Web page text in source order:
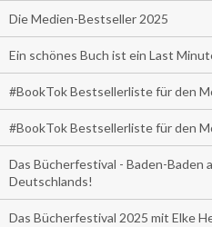
Die Medien-Bestseller 2025
Ein schönes Buch ist ein Last
#BookTok Bestsellerliste für den
#BookTok Bestsellerliste für den
Das Bücherfestival - Baden-Baden
Deutschlands!
Das Bücherfestival 2025 mit Elke